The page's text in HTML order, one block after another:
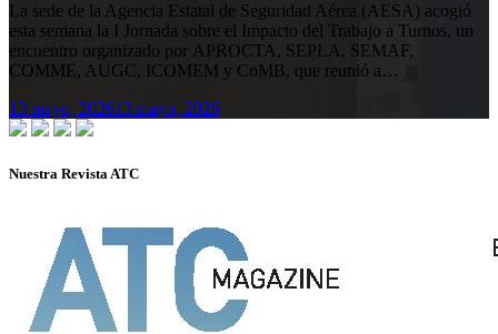
La sede de la Agencia Estatal de Seguridad Aérea (AESA) acogió
esta semana la I Jornada sobre el Impacto del Trabajo a Turnos, un
encuentro organizado por APROCTA, SEPLA, SEMAF,
COMME, AUGC, ICOMEM y CoMB, que reunió a…
13 mayo, 202613 mayo, 2026
Nuestra Revista ATC